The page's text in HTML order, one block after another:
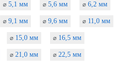
⌀ 5,1 мм ⌀ 5,6 мм ⌀ 6,2 мм
⌀ 9,1 мм ⌀ 9,6 мм ⌀ 11,0 мм
⌀ 15,0 мм ⌀ 16,5 мм
⌀ 21,0 мм ⌀ 22,5 мм